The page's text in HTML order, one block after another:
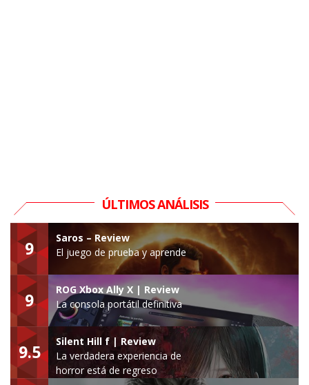
ÚLTIMOS ANÁLISIS
9
Saros – Review
El juego de prueba y aprende
9
ROG Xbox Ally X | Review
La consola portátil definitiva
9.5
Silent Hill f | Review
La verdadera experiencia de
horror está de regreso